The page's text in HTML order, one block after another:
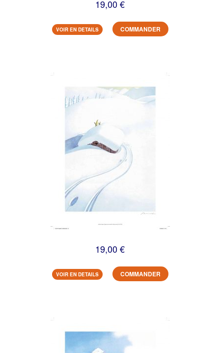
19,00 €
VOIR EN DETAILS COMMANDER
19,00 €
VOIR EN DETAILS COMMANDER